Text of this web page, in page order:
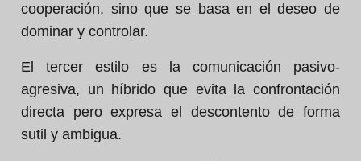
cooperación, sino que se basa en el deseo de
dominar y controlar.
El tercer estilo es la comunicación pasivo-
agresiva, un híbrido que evita la confrontación
directa pero expresa el descontento de forma
sutil y ambigua.